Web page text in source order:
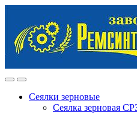
navigation
content
Сеялки зерновые
Сеялка зерновая